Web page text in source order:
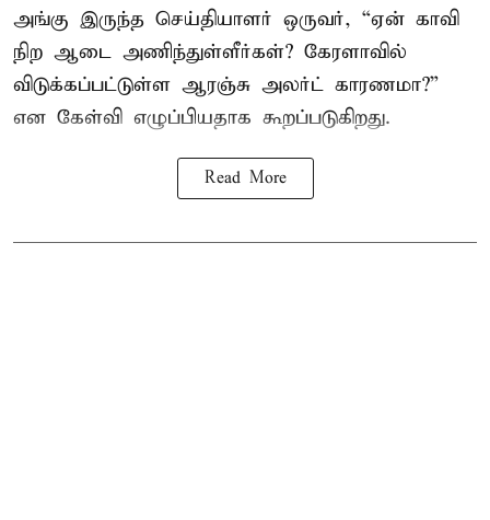
அங்கு இருந்த செய்தியாளர் ஒருவர், “ஏன் காவி
நிற ஆடை அணிந்துள்ளீர்கள்? கேரளாவில்
விடுக்கப்பட்டுள்ள ஆரஞ்சு அலர்ட் காரணமா?”
என கேள்வி எழுப்பியதாக கூறப்படுகிறது.
Read More